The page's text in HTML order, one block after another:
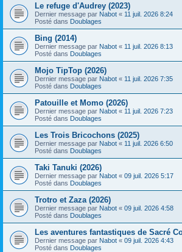
Le refuge d'Audrey (2023)
Dernier message par Nabot « 11 juil. 2026 8:24
Posté dans Doublages
Bing (2014)
Dernier message par Nabot « 11 juil. 2026 8:13
Posté dans Doublages
Mojo TipTop (2026)
Dernier message par Nabot « 11 juil. 2026 7:35
Posté dans Doublages
Patouille et Momo (2026)
Dernier message par Nabot « 11 juil. 2026 7:23
Posté dans Doublages
Les Trois Bricochons (2025)
Dernier message par Nabot « 11 juil. 2026 6:50
Posté dans Doublages
Taki Tanuki (2026)
Dernier message par Nabot « 09 juil. 2026 5:17
Posté dans Doublages
Trotro et Zaza (2026)
Dernier message par Nabot « 09 juil. 2026 4:58
Posté dans Doublages
Les aventures fantastiques de Sacré
Dernier message par Nabot « 09 juil. 2026 4:43
Posté dans Doublages